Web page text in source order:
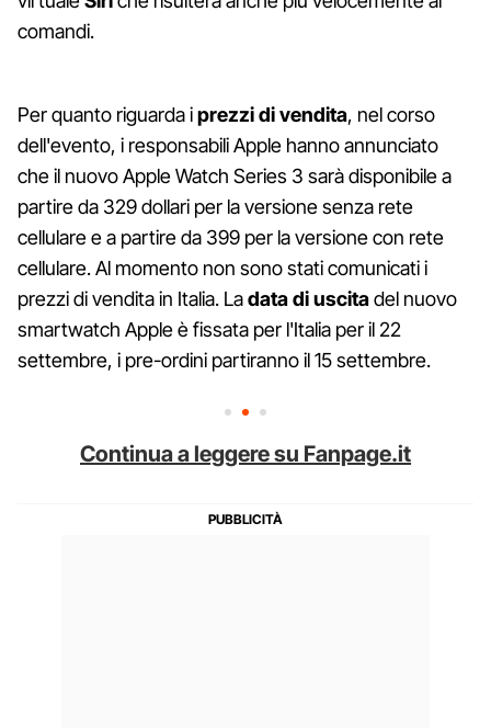
comandi.
Per quanto riguarda iprezzi di vendita, nel corso
dell'evento, i responsabili Apple hanno annunciato
che il nuovo Apple Watch Series 3 sarà disponibile a
partire da 329 dollari per la versione senza rete
cellulare e a partire da 399 per la versione con rete
cellulare. Al momento non sono stati comunicati i
prezzi di vendita in Italia. Ladata di uscitadel nuovo
smartwatch Apple è fissata per l'Italia per il 22
settembre, i pre-ordini partiranno il 15 settembre.
Continua a leggere su Fanpage.it